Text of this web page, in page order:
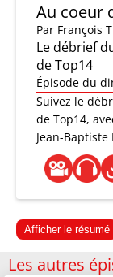
Au coeur
Par François
Le débrief
de Top14
Épisode du
Suivez le
de Top14,
Jean-Baptiste
Afficher le résumé
Les autres